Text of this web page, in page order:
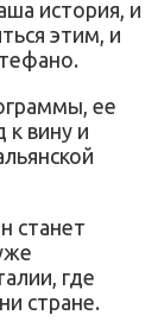
история, и
этим, и
ее
вину и
станет
где
стране.